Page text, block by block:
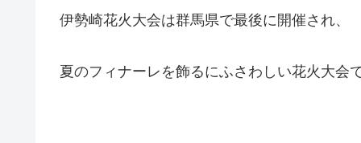
伊勢崎花火大会は群馬県で最後に開催され、
夏のフィナーレを飾るにふさわしい花火大会で